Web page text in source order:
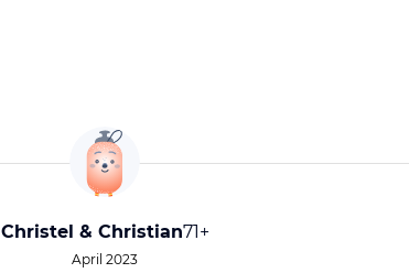
Christel & Christian71+
April 2023